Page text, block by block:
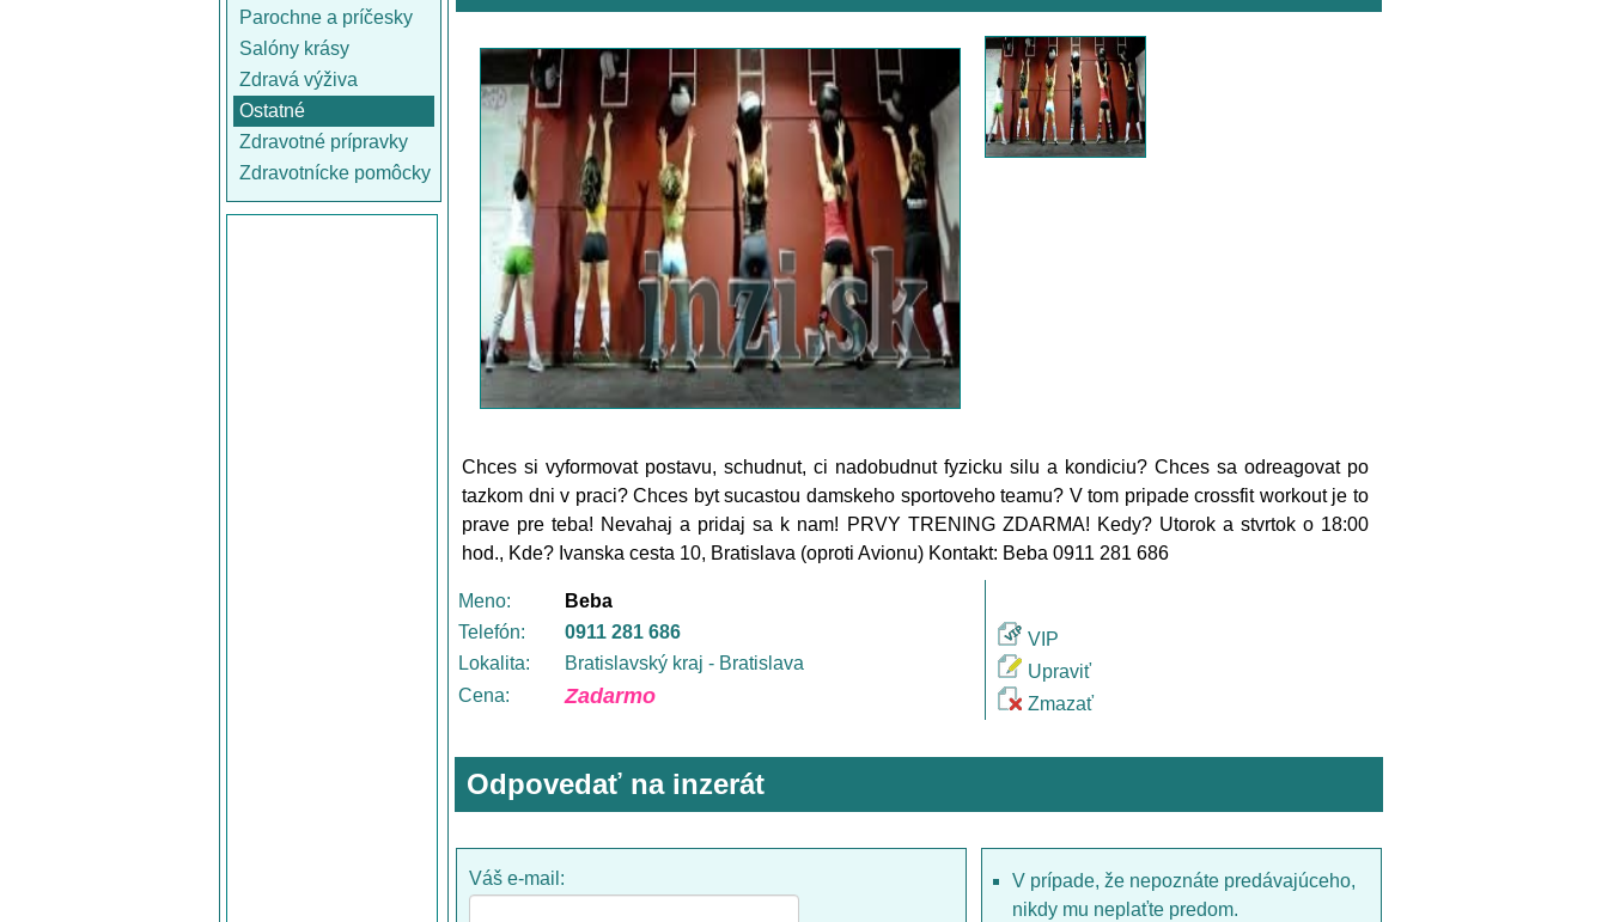
Parochne a príčesky
Salóny krásy
Zdravá výživa
Ostatné
Zdravotné prípravky
Zdravotnícke pomôcky
Chces si vyformovat postavu, schudnut, ci nadobudnut fyzicku silu a kondiciu? Chces sa odreagovat po
tazkom dni v praci? Chces byt sucastou damskeho sportoveho teamu? V tom pripade crossfit workout je to
prave pre teba! Nevahaj a pridaj sa k nam! PRVY TRENING ZDARMA! Kedy? Utorok a stvrtok o 18:00
hod., Kde? Ivanska cesta 10, Bratislava (oproti Avionu) Kontakt: Beba 0911 281 686
Meno:
Beba
Telefón:
0911 281 686
Lokalita:
Bratislavský kraj - Bratislava
Cena:
Zadarmo
VIP
Upraviť
Zmazať
Odpovedať na inzerát
Váš e-mail:
V prípade, že nepoznáte predávajúceho,
nikdy mu neplaťte predom.